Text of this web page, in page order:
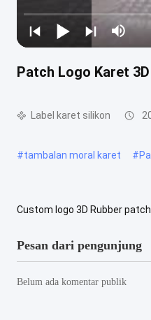
Patch Logo Karet
Label karet silikon
#tambalan moral karet #
Custom logo 3D Rubber
Pesan dari pengunjung
Belum ada komentar publik